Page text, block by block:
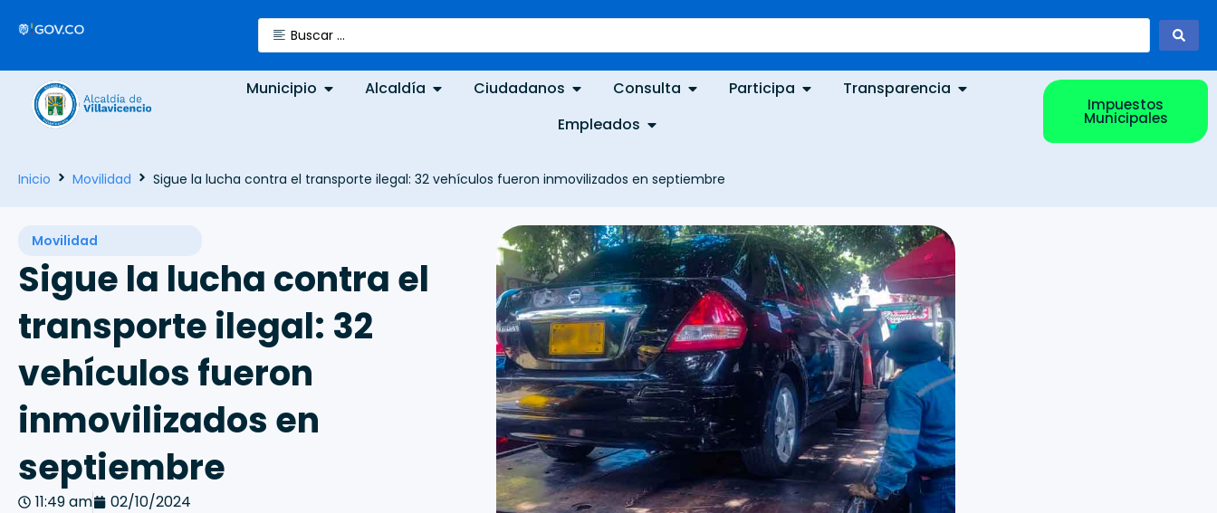
Municipio Alcaldía Ciudadanos Consulta Participa
Transparencia
Empleados
Impuestos
Municipales
Inicio Movilidad Sigue la lucha contra el transporte ilegal: 32 vehículos fueron inmovilizados en septiembre
Movilidad
Sigue la lucha contra el
transporte ilegal: 32
vehículos fueron
inmovilizados en
septiembre
11:49 am 02/10/2024